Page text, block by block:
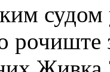
судом
рочиште